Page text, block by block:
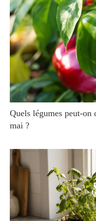
Quels légumes peut-on
mai ?